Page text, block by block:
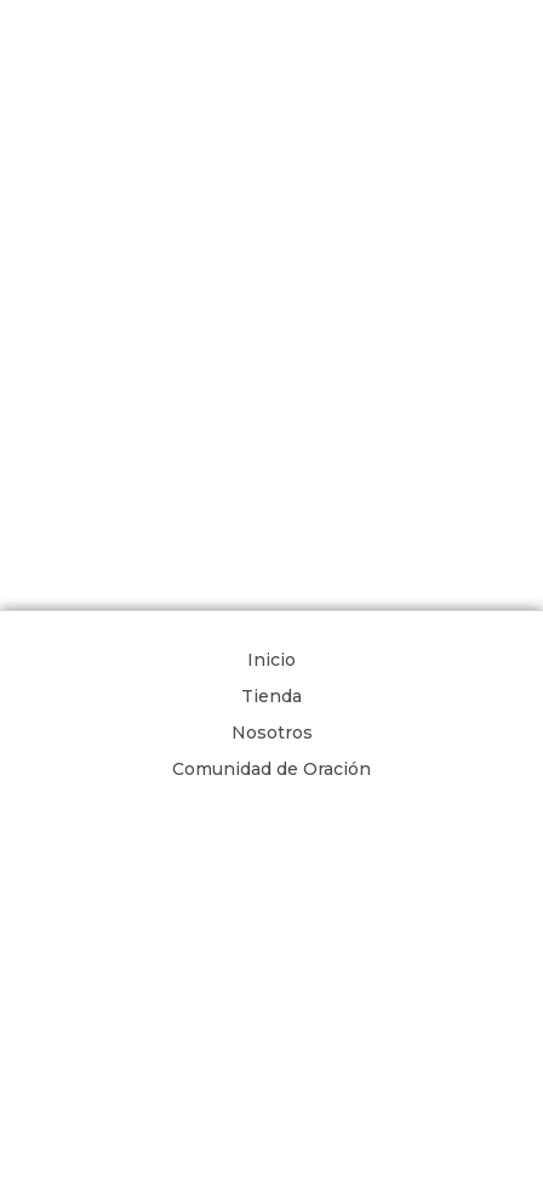
Inicio
Tienda
Nosotros
Comunidad de Oración